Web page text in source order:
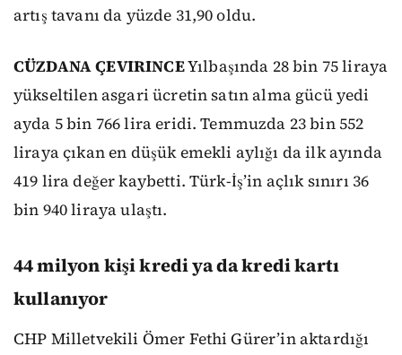
artış tavanı da yüzde 31,90 oldu.
CÜZDANA ÇEVIRINCEYılbaşında 28 bin 75 liraya
yükseltilen asgari ücretin satın alma gücü yedi
ayda 5 bin 766 lira eridi. Temmuzda 23 bin 552
liraya çıkan en düşük emekli aylığı da ilk ayında
419 lira değer kaybetti. Türk-İş’in açlık sınırı 36
bin 940 liraya ulaştı.
44 milyon kişi kredi ya da kredi kartı
kullanıyor
CHP Milletvekili Ömer Fethi Gürer’in aktardığı